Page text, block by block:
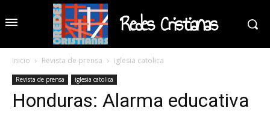
Redes Cristianas
Inicio Revista de prensa iglesia catolica
Revista de prensa iglesia catolica
Honduras: Alarma educativa